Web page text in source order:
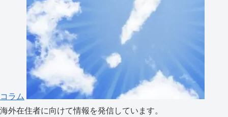
コラム
海外在住者に向けて情報を発信しています。